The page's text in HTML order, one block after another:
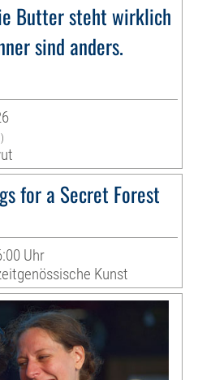
Butter steht wirklich
sind anders.
for a Secret Forest
Uhr
Kunst